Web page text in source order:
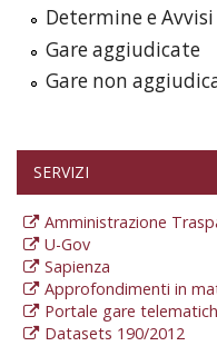
Determine e Avvisi
Gare aggiudicate
Gare non
SERVIZI
Amministrazione
U-Gov
Sapienza
Approfondimenti in
Portale gare
Datasets 190/2012